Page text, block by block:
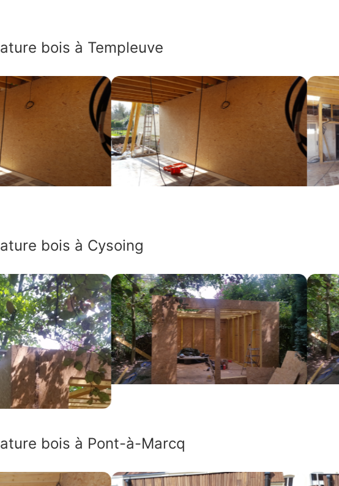
bois à Templeuve
bois à Cysoing
bois à Pont-à-Marcq